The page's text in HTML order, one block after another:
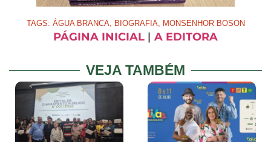
TAGS: ÁGUA BRANCA, BIOGRAFIA, MONSENHOR BOSON
PÁGINA INICIAL | A EDITORA
VEJA TAMBÉM